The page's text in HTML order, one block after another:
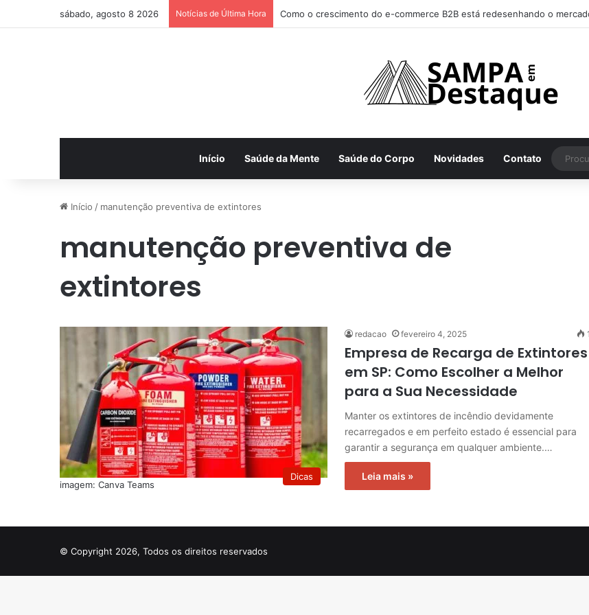
sábado, agosto 8 2026 Notícias de Última Hora Como o crescimento do e-commerce B2B está redesenhando o
Início Saúde da Mente Saúde do Corpo Novidades Contato
Início / manutenção preventiva de extintores
manutenção preventiva de
extintores
Dicas
imagem: Canva Teams
redacao fevereiro 4, 2025
Empresa de Recarga de Extintores
em SP: Como Escolher a Melhor
para a Sua Necessidade
Manter os extintores de incêndio devidamente
recarregados e em perfeito estado é essencial para
garantir a segurança em qualquer ambiente.…
Leia mais »
© Copyright 2026, Todos os direitos reservados